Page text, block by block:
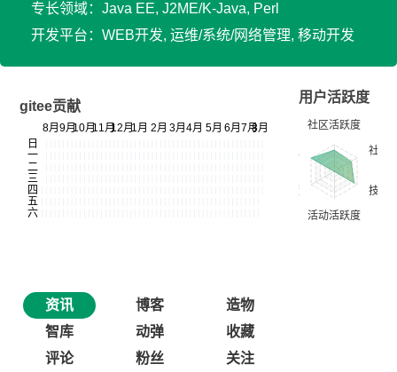
专长领域：Java EE, J2ME/K-Java, Perl
开发平台：WEB开发, 运维/系统/网络管理, 移动开发
gitee贡献
用户活跃度
资讯 博客
造物
智库
动弹
收藏
评论
粉丝 关注